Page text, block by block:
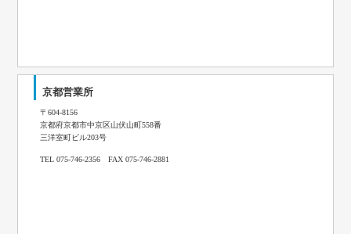
京都営業所
〒604-8156
京都府京都市中京区山伏山町558番
三洋室町ビル203号
TEL 075-746-2356 FAX 075-746-2881